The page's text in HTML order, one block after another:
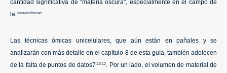
cantidad significativa de "materia oscura", especialmente en el campo de
la metabolómica9.
Las técnicas ómicas unicelulares, que aún están en pañales y se
analizarán con más detalle en el capítulo 8 de esta guía, también adolecen
de la falta de puntos de datos7,10-12. Por un lado, el volumen de material de